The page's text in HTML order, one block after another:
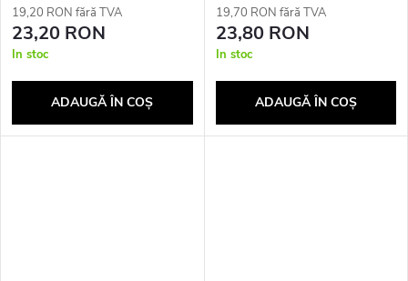
19,20 RON fără TVA
23,20 RON
In stoc
ADAUGĂ ÎN COŞ
smallest available bending
radius (FOI-SCA-9SM-2-
G657A)
19,70 RON fără TVA
23,80 RON
In stoc
ADAUGĂ ÎN COŞ